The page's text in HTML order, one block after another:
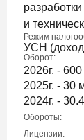
и
Режим
УСН
Оборот:
2026г. -
2025г. - 30
2024г. -
Обороты:
Лицензии: